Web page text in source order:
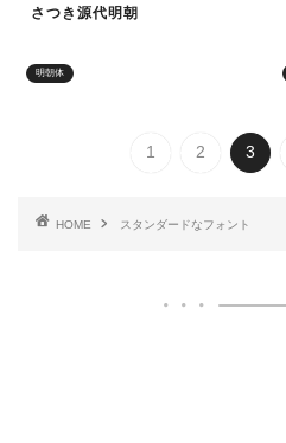
明朝体
さつき源代明朝
1 2 3
HOME スタンダードなフォント